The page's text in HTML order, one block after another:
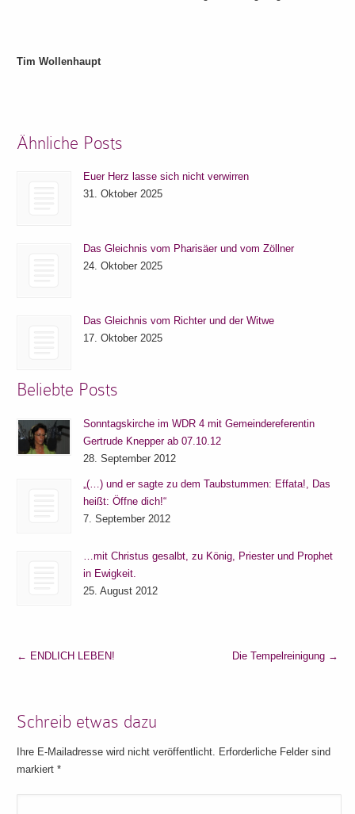
Tim Wollenhaupt
Ähnliche Posts
Euer Herz lasse sich nicht verwirren
31. Oktober 2025
Das Gleichnis vom Pharisäer und vom Zöllner
24. Oktober 2025
Das Gleichnis vom Richter und der Witwe
17. Oktober 2025
Beliebte Posts
Sonntagskirche im WDR 4 mit Gemeindereferentin
Gertrude Knepper ab 07.10.12
28. September 2012
„(…) und er sagte zu dem Taubstummen: Effata!, Das
heißt: Öffne dich!“
7. September 2012
…mit Christus gesalbt, zu König, Priester und Prophet
in Ewigkeit.
25. August 2012
← ENDLICH LEBEN! Die Tempelreinigung →
Schreib etwas dazu
Ihre E-Mailadresse wird nicht veröffentlicht. Erforderliche Felder sind
markiert*